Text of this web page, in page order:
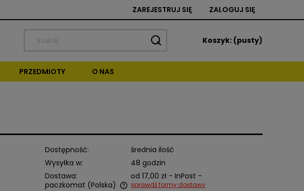
ZAREJESTRUJ SIĘ ZALOGUJ SIĘ
Koszyk: (pusty)
PRZEDMIOTY O NAS
Dostępność:
średnia ilość
Wysyłka w:
48 godzin
Dostawa:
od 17,00 zł - InPost -
paczkomat (Polska) sprawdź formy dostawy